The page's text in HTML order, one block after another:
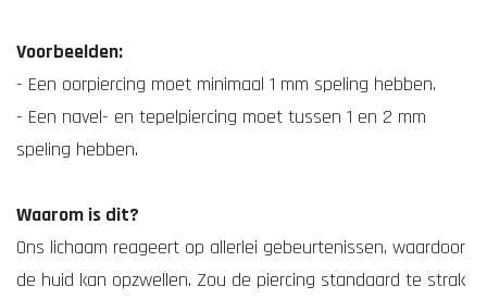
Voorbeelden:
- Een oorpiercing moet minimaal 1 mm speling hebben.
- Een navel- en tepelpiercing moet tussen 1 en 2 mm
speling hebben.
Waarom is dit?
Ons lichaam reageert op allerlei gebeurtenissen, waardoor
de huid kan opzwellen. Zou de piercing standaard te strak